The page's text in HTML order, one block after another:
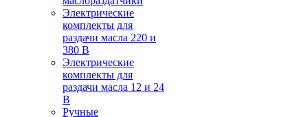
Электрические
комплекты для
раздачи масла 220 и
380 В
Электрические
комплекты для
раздачи масла 12 и 24
В
Ручные